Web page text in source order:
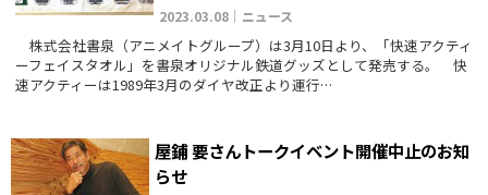
2023.03.08｜ニュース
株式会社書泉（アニメイトグループ）は3月10日より、「快速アクティ
ーフェイスタオル」を書泉オリジナル鉄道グッズとして発売する。 快
速アクティーは1989年3月のダイヤ改正より運行…
屋鋪 要さんトークイベント開催中止のお知
らせ